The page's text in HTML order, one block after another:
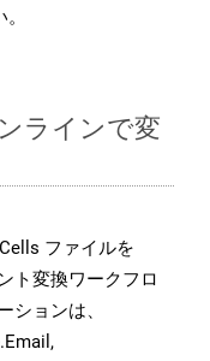
ラインで変
ファイルを
ト変換ワークフロ
ションは、